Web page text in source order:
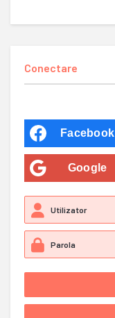
Conectare
Facebook
Google